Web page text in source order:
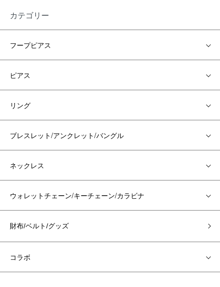
カテゴリー
フープピアス
ピアス
リング
ブレスレット/アンクレット/バングル
ネックレス
ウォレットチェーン/キーチェーン/カラビナ
財布/ベルト/グッズ
コラボ